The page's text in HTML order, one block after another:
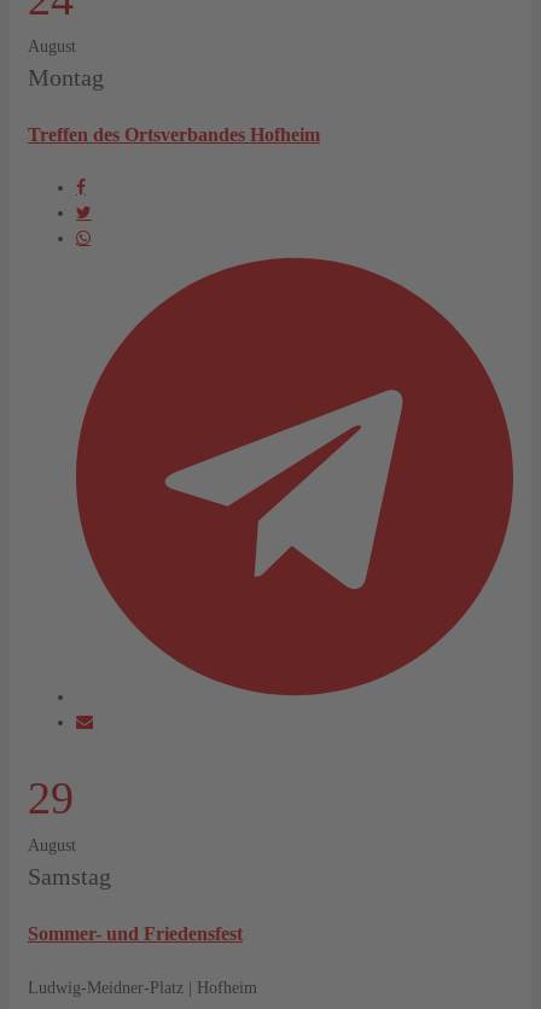
August
Montag
Treffen des Ortsverbandes Hofheim
29
August
Samstag
Sommer- und Friedensfest
Ludwig-Meidner-Platz | Hofheim